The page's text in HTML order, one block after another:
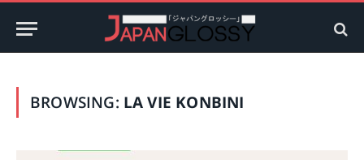
BROWSING: LA VIE KONBINI